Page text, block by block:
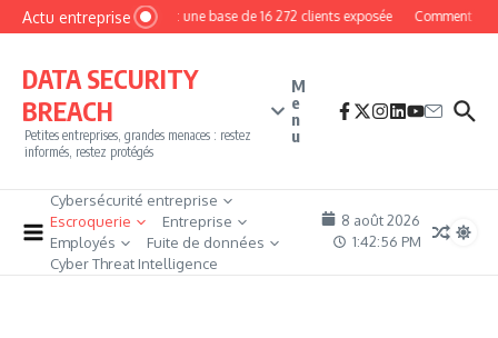
Aller au contenu
Actu entrepriseMyPhoto : une base de 16 272 clients exposée Comment
DATA SECURITY
BREACH
Petites entreprises, grandes menaces : restez
informés, restez protégés
M
e
n
u
Cybersécurité entreprise
Escroquerie
Entreprise
Employés
Fuite de données
Cyber Threat Intelligence
8 août 2026
1:42:57 PM